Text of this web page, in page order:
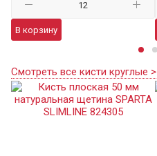
В корзину
Смотреть все кисти круглые >